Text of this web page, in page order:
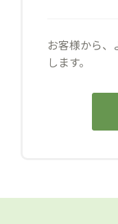
お客様から、
します。